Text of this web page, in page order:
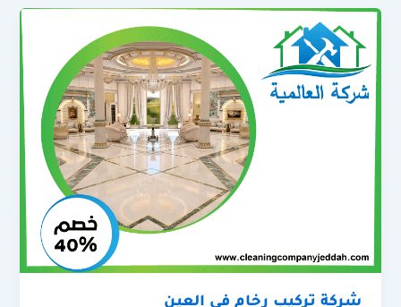
شركة تركيب رخام في العين